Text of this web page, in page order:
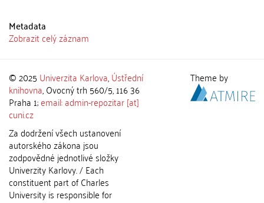
Metadata
Zobrazit celý záznam
© 2025 Univerzita Karlova,Ústřední
knihovna, Ovocný trh 560/5, 116 36
Praha 1;email: admin-repozitar [at]
cuni.cz
Za dodržení všech ustanovení
autorského zákona jsou
zodpovědné jednotlivé složky
Univerzity Karlovy. / Each
constituent part of Charles
University is responsible for
Theme by